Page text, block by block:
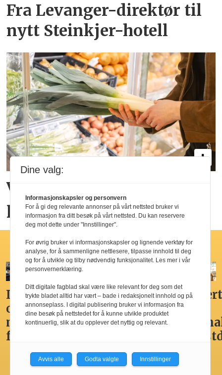
Fra Levanger-direktør til
nytt Steinkjer-hotell
Vil spise sunnere for den
psykiske helsen
Hotellfrokost
Ikke
overdådig,
men
fristende
Her får
du
Norges
hotellfrokost
Godt,
spennende,
men
best i
by’n
den
Dine valg:
Informasjonskapsler og personvern
For å gi deg relevante annonser på vårt nettsted bruker vi
informasjon fra ditt besøk på vårt nettsted. Du kan reservere
deg mot dette under "Innstillinger".
For øvrig bruker vi informasjonskapsler og lignende verktøy for
analyse, for å sammenligne nettlesere, tilpasse innhold til deg
og for å utvikle og tilby nødvendig funksjonalitet. Les mer i vår
personvernerklæring.
Ditt digitale fagblad skal være like relevant for deg som det
trykte bladet alltid har vært – bade i redaksjonelt innhold og på
annonseplass. I digital publisering bruker vi informasjon fra
dine besøk på nettstedet for å kunne utvikle produktet
kontinuerlig, slik at du opplever det nyttig og relevant.
Avvis alle Godta valgte Innstillinger